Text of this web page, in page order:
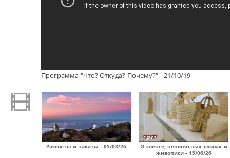
Программа "Что? Откуда? Почему?" - 21/10/19
Рассветы и закаты - 05/08/26
О сленге, непонятных словах и
живописи - 15/06/26